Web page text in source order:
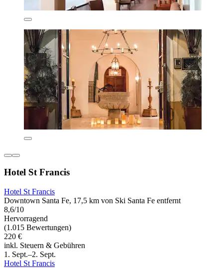
Hotel St Francis
Hotel St Francis
Downtown Santa Fe, 17,5 km von Ski Santa Fe entfernt
8,6/10
Hervorragend
(1.015 Bewertungen)
220 €
inkl. Steuern & Gebühren
1. Sept.–2. Sept.
Hotel St Francis